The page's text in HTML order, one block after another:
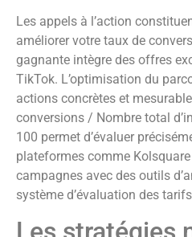
Les appels à l’action
améliorer votre taux de
gagnante intègre des offres
TikTok. L’optimisation du
actions concrètes et
conversions / Nombre total
100 permet d’évaluer
plateformes comme
campagnes avec des outils
système d’évaluation des